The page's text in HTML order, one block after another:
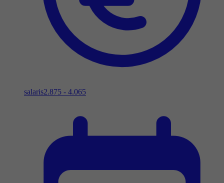
salaris2.875 - 4.065